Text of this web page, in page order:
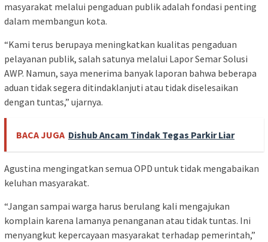
masyarakat melalui pengaduan publik adalah fondasi penting
dalam membangun kota.
“Kami terus berupaya meningkatkan kualitas pengaduan
pelayanan publik, salah satunya melalui Lapor Semar Solusi
AWP. Namun, saya menerima banyak laporan bahwa beberapa
aduan tidak segera ditindaklanjuti atau tidak diselesaikan
dengan tuntas,” ujarnya.
BACA JUGA Dishub Ancam Tindak Tegas Parkir Liar
Agustina mengingatkan semua OPD untuk tidak mengabaikan
keluhan masyarakat.
“Jangan sampai warga harus berulang kali mengajukan
komplain karena lamanya penanganan atau tidak tuntas. Ini
menyangkut kepercayaan masyarakat terhadap pemerintah,”